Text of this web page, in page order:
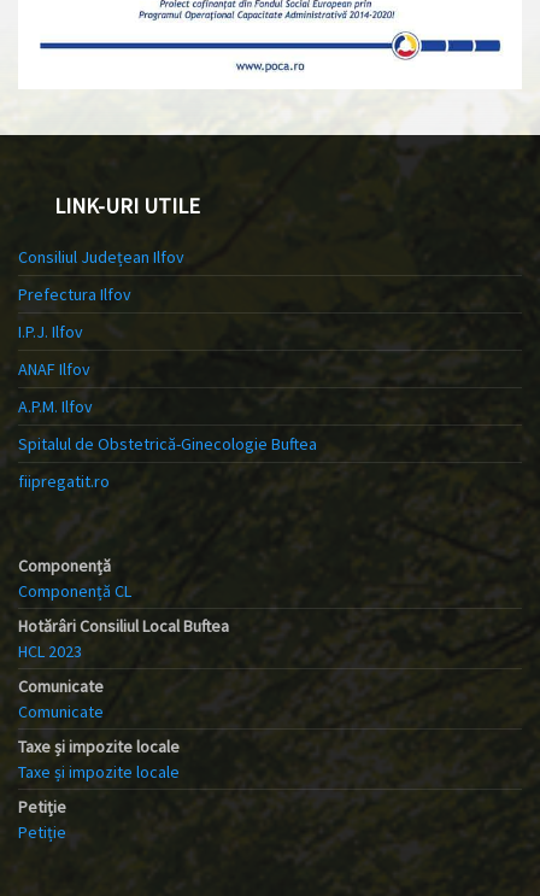
LINK-URI UTILE
Consiliul Județean Ilfov
Prefectura Ilfov
I.P.J. Ilfov
ANAF Ilfov
A.P.M. Ilfov
Spitalul de Obstetrică-Ginecologie Buftea
fiipregatit.ro
Componență
Componență CL
Hotărâri Consiliul Local Buftea
HCL 2023
Comunicate
Comunicate
Taxe și impozite locale
Taxe și impozite locale
Petiție
Petiție